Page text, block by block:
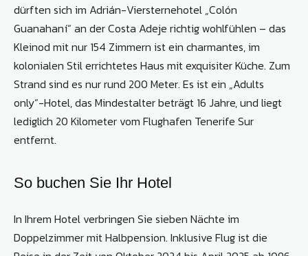
dürften sich im Adrián-Viersternehotel „Colón
Guanahaní“ an der Costa Adeje richtig wohlfühlen – das
Kleinod mit nur 154 Zimmern ist ein charmantes, im
kolonialen Stil errichtetes Haus mit exquisiter Küche. Zum
Strand sind es nur rund 200 Meter. Es ist ein „Adults
only“-Hotel, das Mindestalter beträgt 16 Jahre, und liegt
lediglich 20 Kilometer vom Flughafen Tenerife Sur
entfernt.
So buchen Sie Ihr Hotel
In Ihrem Hotel verbringen Sie sieben Nächte im
Doppelzimmer mit Halbpension. Inklusive Flug ist die